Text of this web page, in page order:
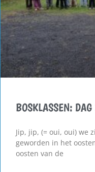
BOSKLASSEN:
Jip, jip, (= oui, oui) we
geworden in het
oosten van de